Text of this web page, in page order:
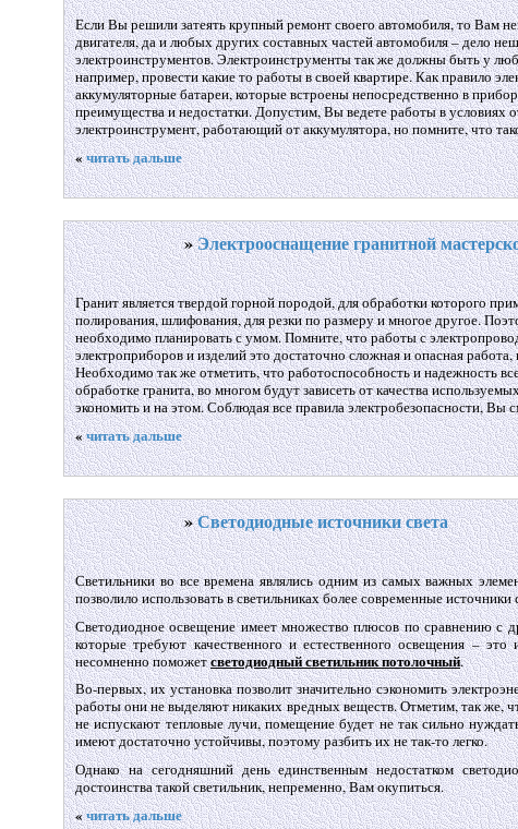
Если Вы решили затеять крупный ремонт своего автомобиля, то Вам
двигателя, да и любых других составных частей автомобиля – дело
электроинструментов. Электроинструменты так же должны быть у
например, провести какие то работы в своей квартире. Как правило
аккумуляторные батареи, которые встроены непосредственно в
преимущества и недостатки. Допустим, Вы ведете работы в условиях
электроинструмент, работающий от аккумулятора, но помните, что
«читать дальше
»Электрооснащение гранитной
Гранит является твердой горной породой, для обработки которого
полирования, шлифования, для резки по размеру и многое другое.
необходимо планировать с умом. Помните, что работы с
электроприборов и изделий это достаточно сложная и опасная
Необходимо так же отметить, что работоспособность и надежность
обработке гранита, во многом будут зависеть от качества
экономить и на этом. Соблюдая все правила электробезопасности,
«читать дальше
»Светодиодные источники света
Светильники во все времена являлись одним из самых важных
позволило использовать в светильниках более современные
Светодиодное освещение имеет множество плюсов по сравнению с
которые требуют качественного и естественного освещения –
несомненно поможетсветодиодный светильник потолочный.
Во-первых, их установка позволит значительно сэкономить
работы они не выделяют никаких вредных веществ. Отметим, так же,
не испускают тепловые лучи, помещение будет не так сильно
имеют достаточно устойчивы, поэтому разбить их не так-то легко.
Однако на сегодняшний день единственным недостатком
достоинства такой светильник, непременно, Вам окупиться.
«читать дальше